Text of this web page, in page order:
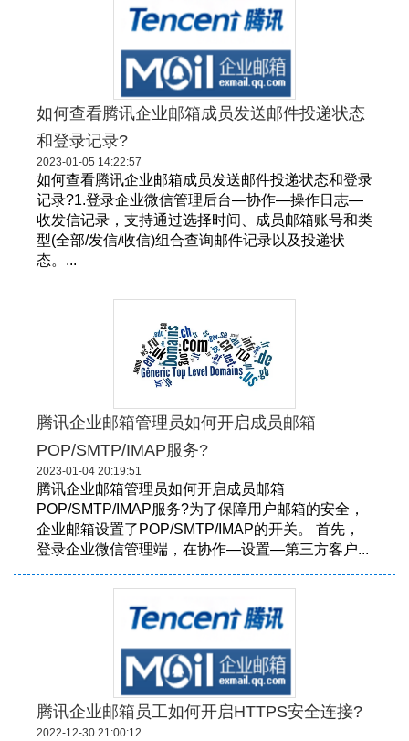
如何查看腾讯企业邮箱成员发送邮件投递状态
和登录记录?
2023-01-05 14:22:57
如何查看腾讯企业邮箱成员发送邮件投递状态和登录
记录?1.登录企业微信管理后台—协作—操作日志—
收发信记录，支持通过选择时间、成员邮箱账号和类
型(全部/发信/收信)组合查询邮件记录以及投递状
态。...
腾讯企业邮箱管理员如何开启成员邮箱
POP/SMTP/IMAP服务?
2023-01-04 20:19:51
腾讯企业邮箱管理员如何开启成员邮箱
POP/SMTP/IMAP服务?为了保障用户邮箱的安全，
企业邮箱设置了POP/SMTP/IMAP的开关。 首先，
登录企业微信管理端，在协作—设置—第三方客户...
腾讯企业邮箱员工如何开启HTTPS安全连接?
2022-12-30 21:00:12